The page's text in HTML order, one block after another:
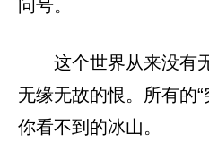
问号。
这个世界从来没有
无缘无故的恨。所有的
你看不到的冰山。